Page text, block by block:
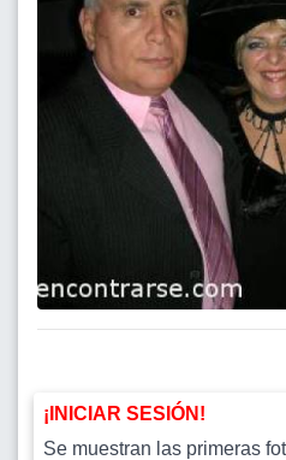
¡INICIAR SESIÓN!
Se muestran las primeras